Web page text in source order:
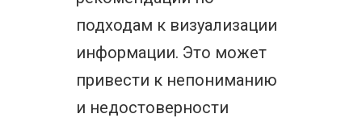
подходам к визуализации
информации. Это может
привести к непониманию
и недостоверности